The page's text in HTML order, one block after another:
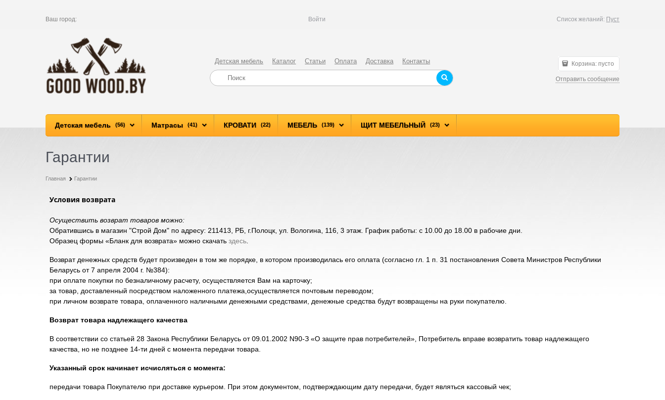
Ваш город: Войти Список желаний: Пуст
Детская мебель Каталог Статьи Оплата Доставка Контакты Корзина: пусто
Отправить сообщение
Детская мебель (56) Матрасы (41) КРОВАТИ (22) МЕБЕЛЬ (139) ЩИТ МЕБЕЛЬНЫЙ (23)
Гарантии
Главная Гарантии
Условия возврата
Осуществить возврат товаров можно:
Обратившись в магазин "Строй Дом" по адресу: 211413, РБ, г.Полоцк, ул. Вологина, 116, 3 этаж. График работы: с 10.00 до 18.00 в рабочие дни.
Образец формы «Бланк для возврата» можно скачать здесь
Возврат денежных средств будет произведен в том же порядке, в котором производилась его оплата (согласно гл. 1 п. 31 постановления Совета Министров Республики
Беларусь от 7 апреля 2004 г. №384):
при оплате покупки по безналичному расчету, осуществляется Вам на карточку;
за товар, доставленный посредством наложенного платежа,осуществляется почтовым переводом;
при личном возврате товара, оплаченного наличными денежными средствами, денежные средства будут возвращены на руки покупателю.
Возврат товара надлежащего качества
В соответствии со статьей 28 Закона Республики Беларусь от 09.01.2002 N90-З «О защите прав потребителей», Потребитель вправе возвратить товар надлежащего
качества, но не позднее 14-ти дней с момента передачи товара.
Указанный срок начинает исчисляться с момента:
передачи товара Покупателю при доставке курьером. При этом документом, подтверждающим дату передачи, будет являться кассовый чек;